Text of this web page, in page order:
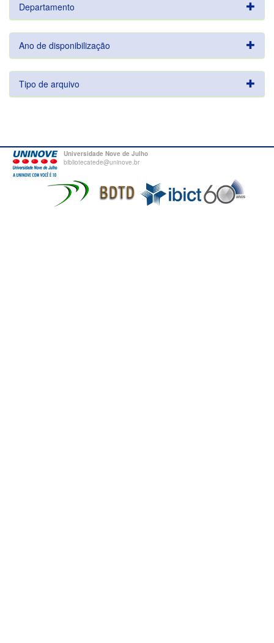
Departamento
Ano de disponibilização
Tipo de arquivo
Universidade Nove de Julho
bibliotecatede@uninove.br